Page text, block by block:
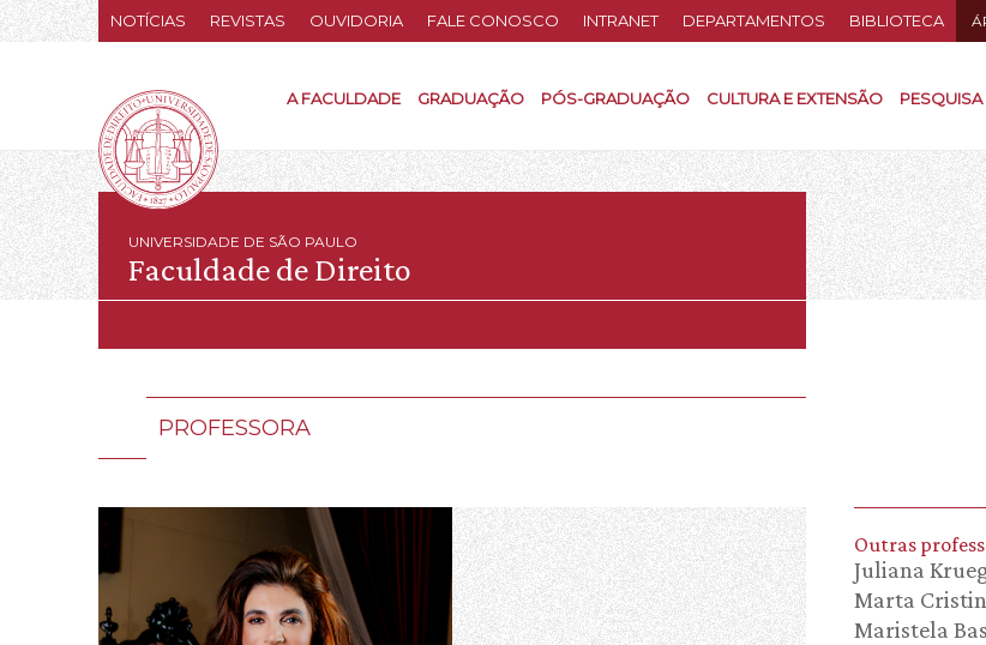
NOTÍCIAS REVISTAS OUVIDORIA FALE CONOSCO INTRANET DEPARTAMENTOS BIBLIOTECA
A FACULDADE GRADUAÇÃO PÓS-GRADUAÇÃO CULTURA E EXTENSÃO PESQUISA
UNIVERSIDADE DE SÃO PAULO
Faculdade de Direito
PROFESSORA
Outras
Juliana
Marta
Maristela